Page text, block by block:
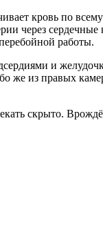
кровь по
через
работы.
и
же из правых
скрыто.